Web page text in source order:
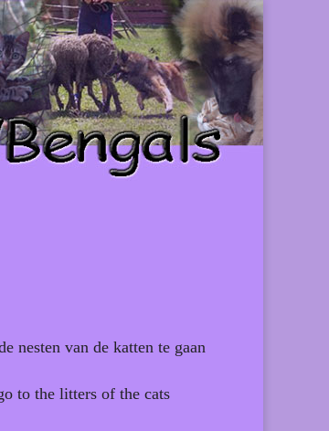
nesten van de katten te gaan
to the litters of the cats